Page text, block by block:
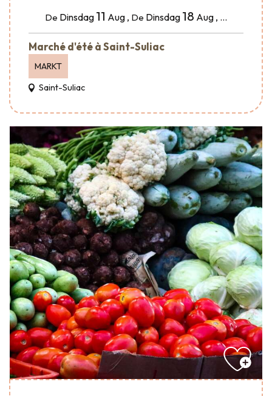
De Dinsdag 11 Aug , De Dinsdag 18 Aug , ...
Marché d'été à Saint-Suliac
MARKT
Saint-Suliac